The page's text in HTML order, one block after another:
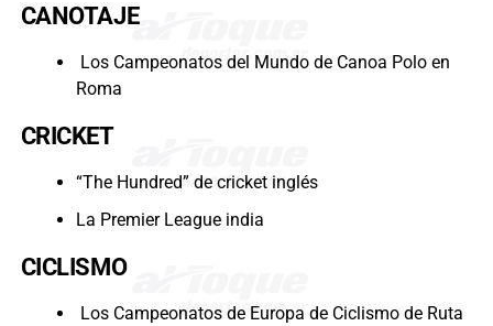
CANOTAJE
Los Campeonatos del Mundo de Canoa Polo en
Roma
CRICKET
“The Hundred” de cricket inglés
La Premier League india
CICLISMO
Los Campeonatos de Europa de Ciclismo de Ruta